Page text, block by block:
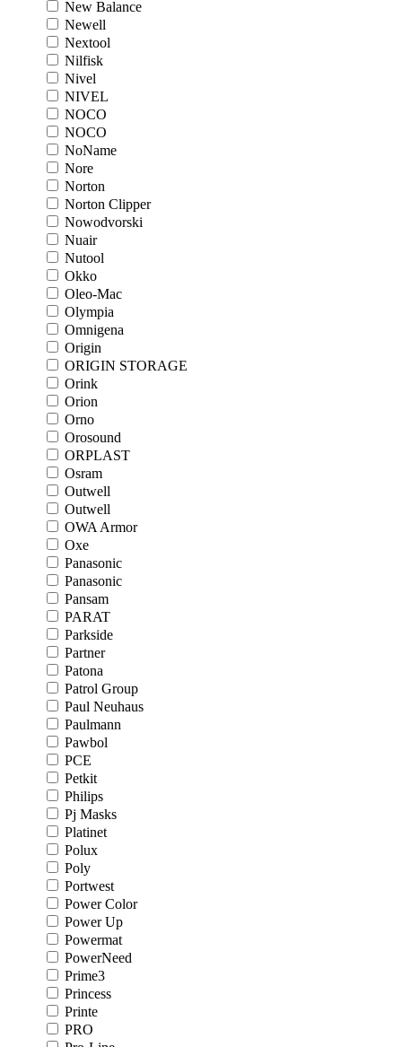
New Balance
Newell
Nextool
Nilfisk
Nivel
NIVEL
NOCO
NOCO
NoName
Nore
Norton
Norton Clipper
Nowodvorski
Nuair
Nutool
Okko
Oleo-Mac
Olympia
Omnigena
Origin
ORIGIN STORAGE
Orink
Orion
Orno
Orosound
ORPLAST
Osram
Outwell
Outwell
OWA Armor
Oxe
Panasonic
Panasonic
Pansam
PARAT
Parkside
Partner
Patona
Patrol Group
Paul Neuhaus
Paulmann
Pawbol
PCE
Petkit
Philips
Pj Masks
Platinet
Polux
Poly
Portwest
Power Color
Power Up
Powermat
PowerNeed
Prime3
Princess
Printe
PRO